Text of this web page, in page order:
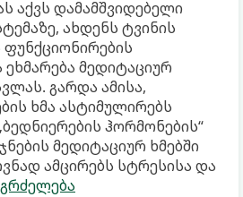
აქვს დამამშვიდებელი
ახდენს ტვინის
მედიტაციურ
გარდა ამისა,
ხმა ასტიმულირებს
ჰორმონების“
მედიტაციურ ხმებში
ამცირებს სტრესისა და